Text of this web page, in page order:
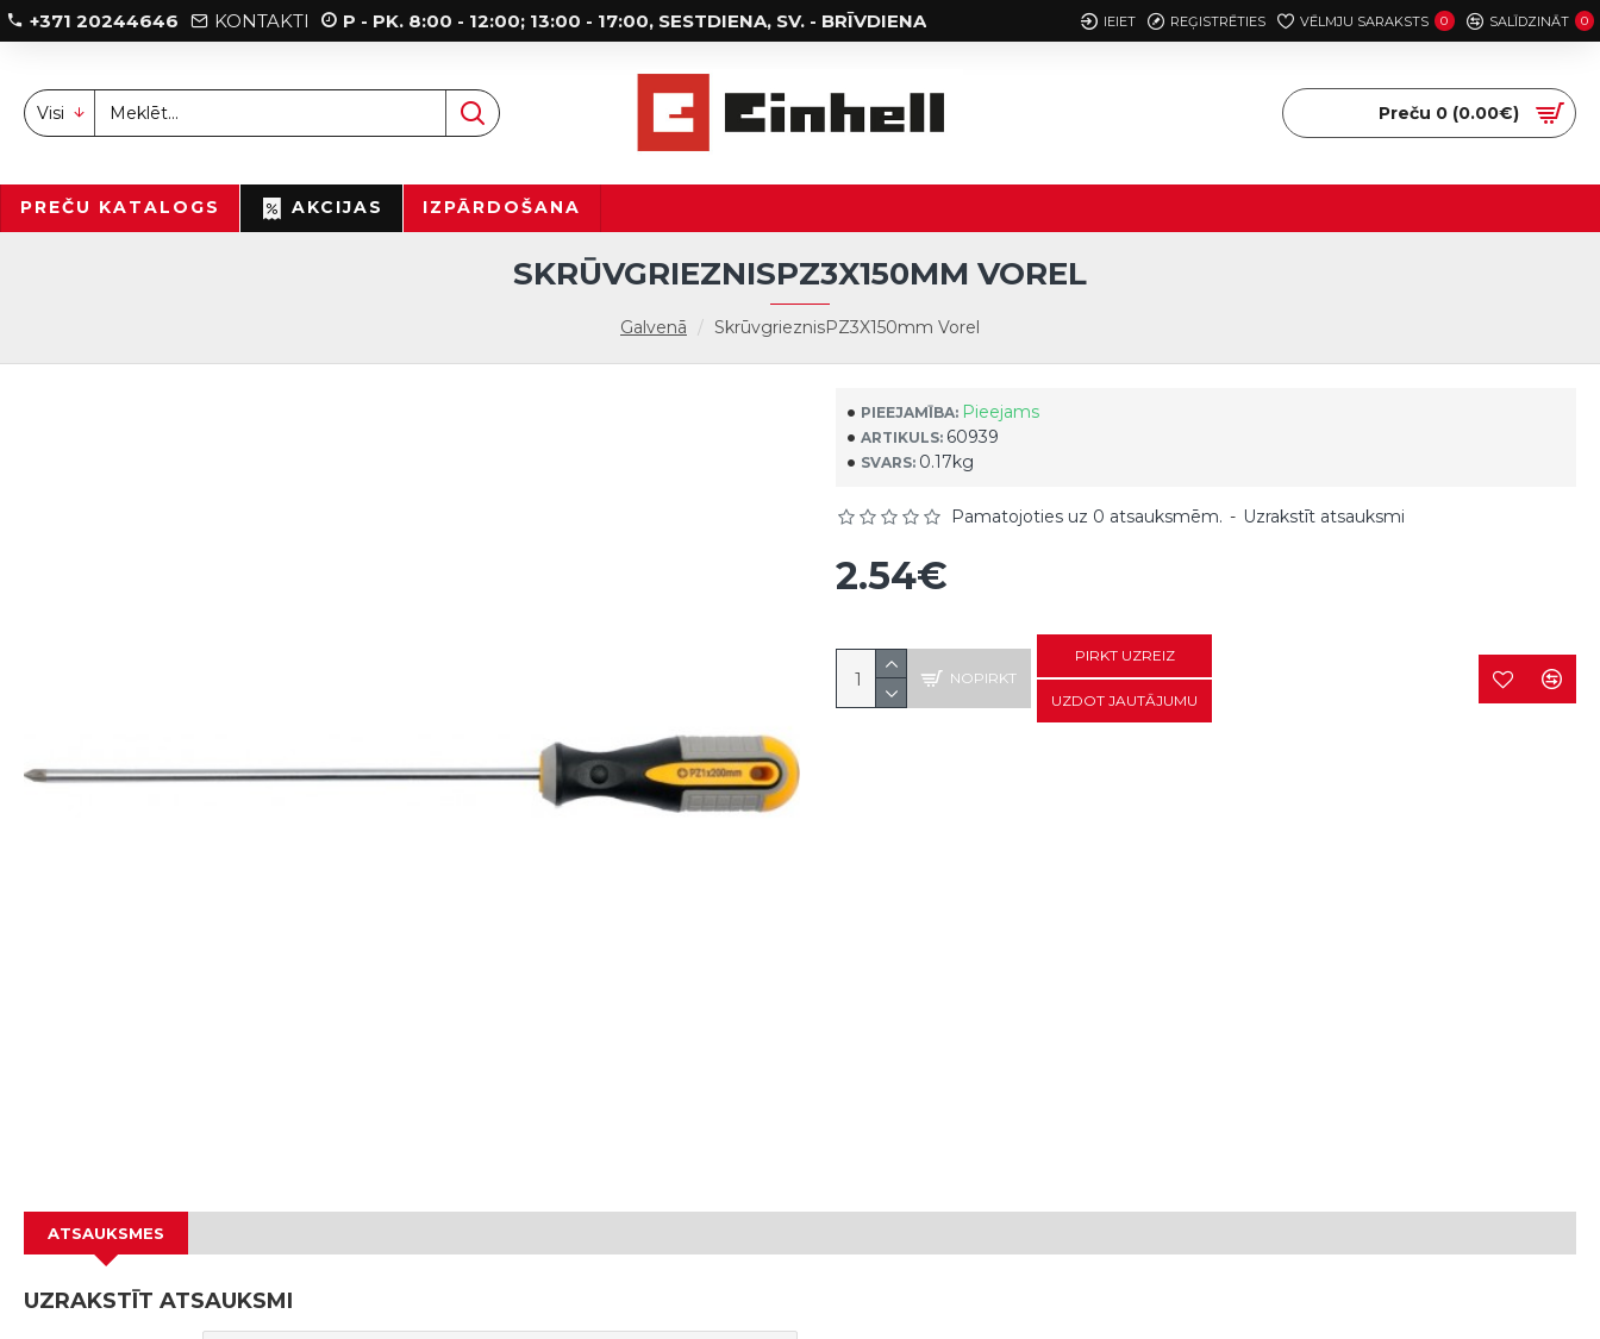
+371 20244646 KONTAKTI P - PK. 8:00 - 12:00; 13:00 - 17:00, SESTDIENA, SV. - BRĪVDIENA IEIET REĢISTRĒTIES VĒLMJU SARAKSTS 0 SALĪDZINĀT 0
Visi Preču 0 (0.00€)
PREČU KATALOGS AKCIJAS IZPĀRDOŠANA
Galvenā SkrūvgrieznisPZ3X150mm Vorel
SKRŪVGRIEZNISPZ3X150MM VOREL
PIEEJAMĪBA: Pieejams
ARTIKULS: 60939
SVARS: 0.17kg
Pamatojoties uz 0 atsauksmēm. - Uzrakstīt atsauksmi
2.54€
NOPIRKT
PIRKT UZREIZ
UZDOT JAUTĀJUMU
ATSAUKSMES
UZRAKSTĪT ATSAUKSMI